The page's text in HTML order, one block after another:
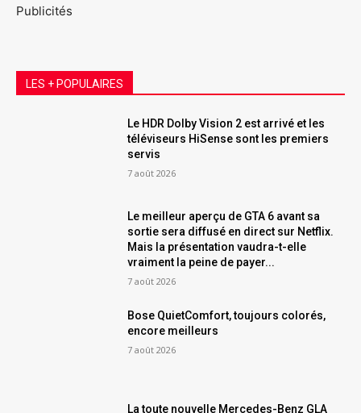
Publicités
LES + POPULAIRES
Le HDR Dolby Vision 2 est arrivé et les
téléviseurs HiSense sont les premiers
servis
7 août 2026
Le meilleur aperçu de GTA 6 avant sa
sortie sera diffusé en direct sur Netflix.
Mais la présentation vaudra-t-elle
vraiment la peine de payer...
7 août 2026
Bose QuietComfort, toujours colorés,
encore meilleurs
7 août 2026
La toute nouvelle Mercedes-Benz GLA